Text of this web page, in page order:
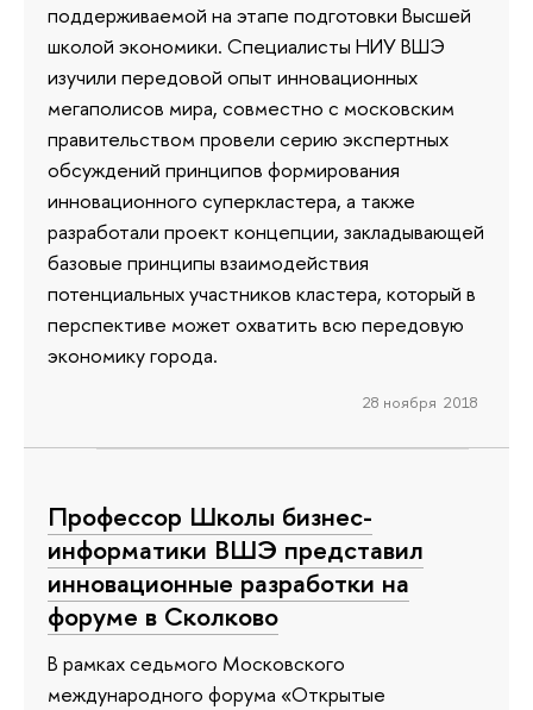
поддерживаемой на этапе подготовки Высшей
школой экономики. Специалисты НИУ ВШЭ
изучили передовой опыт инновационных
мегаполисов мира, совместно с московским
правительством провели серию экспертных
обсуждений принципов формирования
инновационного суперкластера, а также
разработали проект концепции, закладывающей
базовые принципы взаимодействия
потенциальных участников кластера, который в
перспективе может охватить всю передовую
экономику города.
28 ноября 2018
Профессор Школы бизнес-
информатики ВШЭ представил
инновационные разработки на
форуме в Сколково
В рамках седьмого Московского
международного форума «Открытые